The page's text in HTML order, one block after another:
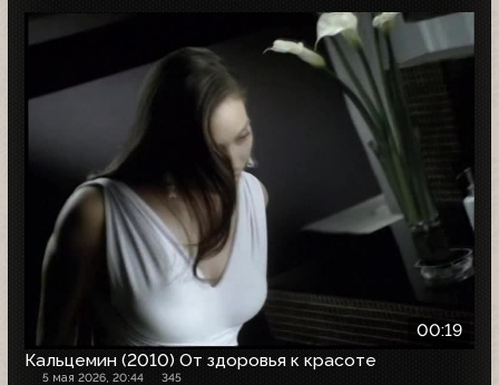
00:19
Кальцемин (2010) От здоровья к красоте
5 мая 2026, 20:44 345